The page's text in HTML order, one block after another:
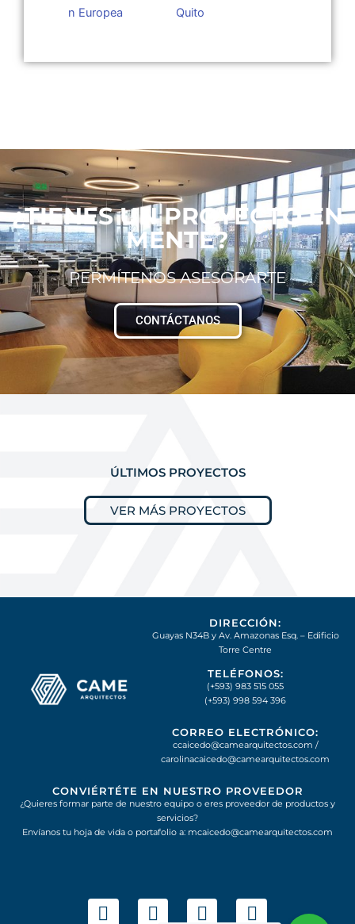
¿TIENES UN PROYECTO EN
MENTE?
PERMÍTENOS ASESORARTE
CONTÁCTANOS
ÚLTIMOS PROYECTOS
VER MÁS PROYECTOS
DIRECCIÓN:
Guayas N34B y Av. Amazonas Esq. – Edificio
Torre Centre
TELÉFONOS:
(+593) 983 515 055
(+593) 998 594 396
CORREO ELECTRÓNICO:
ccaicedo@camearquitectos.com /
carolinacaicedo@camearquitectos.com
CONVIÉRTÉTE EN NUESTRO PROVEEDOR
¿Quieres formar parte de nuestro equipo o eres proveedor de productos y
servicios?
Envíanos tu hoja de vida o portafolio a: mcaicedo@camearquitectos.com
a
c
n
s
i
n
h
a